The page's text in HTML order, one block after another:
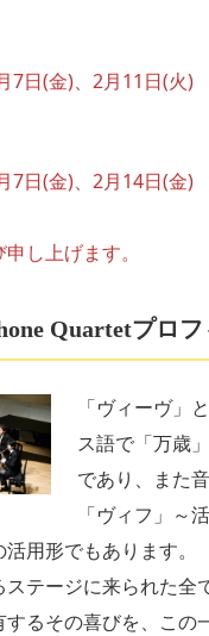
7日(金)、2月11日(火)
7日(金)、2月14日(金)
し上げます。
Quartetプロ
「ヴィーヴ」
ス語で「万歳
であり、また
「ヴィフ」～
用形でもあります。
テージに来られた全
るその喜びを、この